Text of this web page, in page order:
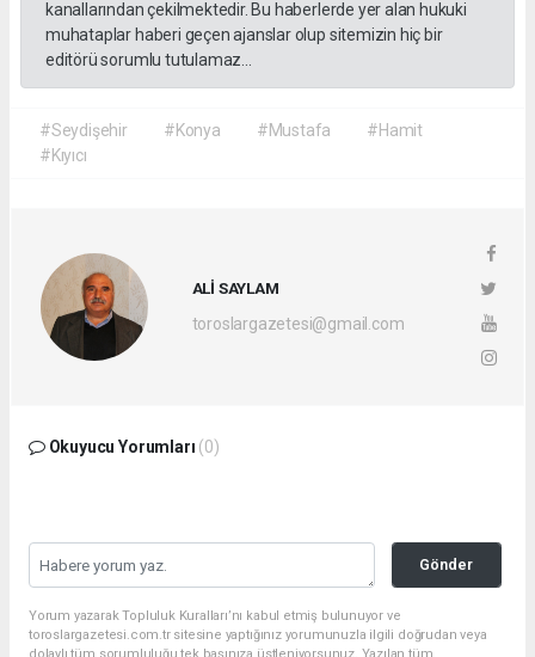
kanallarından çekilmektedir. Bu haberlerde yer alan hukuki
muhataplar haberi geçen ajanslar olup sitemizin hiç bir
editörü sorumlu tutulamaz...
#Seydişehir #Konya #Mustafa
#Hamit
#Kıyıcı
ALİ SAYLAM
toroslargazetesi@gmail.com
Okuyucu Yorumları (0)
Gönder
Yorum yazarak Topluluk Kuralları’nı kabul etmiş bulunuyor ve
toroslargazetesi.com.tr sitesine yaptığınız yorumunuzla ilgili doğrudan veya
dolaylı tüm sorumluluğu tek başınıza üstleniyorsunuz. Yazılan tüm